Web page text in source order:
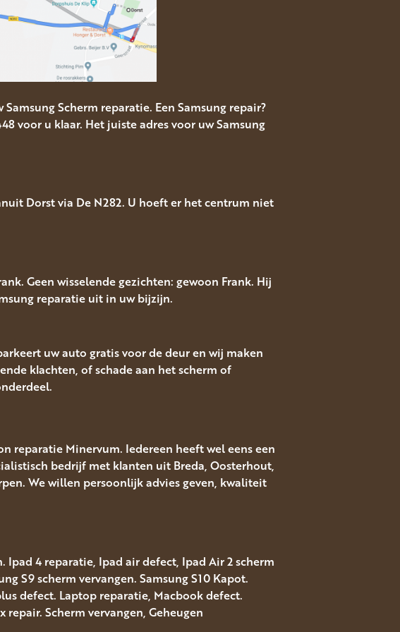
Scherm reparatie. Een Samsung repair?
voor u klaar. Het juiste adres voor uw Samsung
Dorst via De N282. U hoeft er het centrum niet
Geen wisselende gezichten: gewoon Frank. Hij
reparatie uit in uw bijzijn.
uw auto gratis voor de deur en wij maken
klachten, of schade aan het scherm of
reparatie Minervum. Iedereen heeft wel eens een
bedrijf met klanten uit Breda, Oosterhout,
We willen persoonlijk advies geven, kwaliteit
4 reparatie, Ipad air defect, Ipad Air 2 scherm
S9 scherm vervangen. Samsung S10 Kapot.
defect. Laptop reparatie, Macbook defect.
Scherm vervangen, Geheugen